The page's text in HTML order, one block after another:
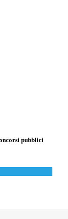
pubblici